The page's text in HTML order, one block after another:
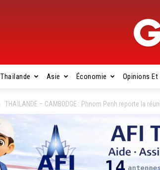
Thaïlande Asie Économie Opinions Et
THAÏLANDE – CAMBODGE : Phnom Penh reporte la